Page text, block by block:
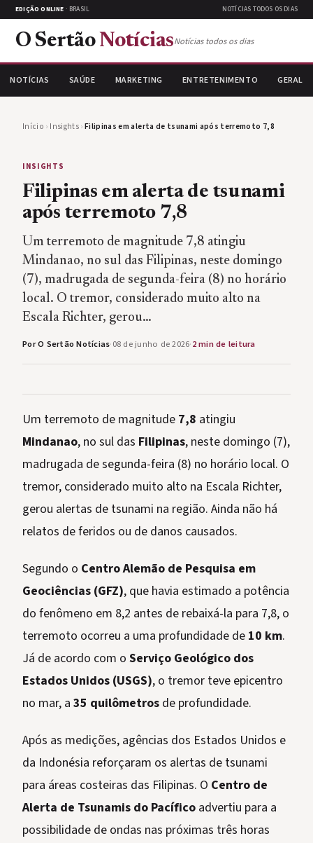
EDIÇÃO ONLINE · BRASIL NOTÍCIAS TODOS OS DIAS
O Sertão NotíciasNotícias todos os dias
NOTÍCIAS SAÚDE MARKETING ENTRETENIMENTO GERAL
Início › Insights›Filipinas em alerta de tsunami após terremoto 7,8
INSIGHTS
Filipinas em alerta de tsunami
após terremoto 7,8
Um terremoto de magnitude 7,8 atingiu
Mindanao, no sul das Filipinas, neste domingo
(7), madrugada de segunda-feira (8) no horário
local. O tremor, considerado muito alto na
Escala Richter, gerou…
Por O Sertão Notícias·08 de junho de 2026·2 min de leitura
Um terremoto de magnitude 7,8 atingiu
Mindanao, no sul das Filipinas, neste domingo (7),
madrugada de segunda-feira (8) no horário local. O
tremor, considerado muito alto na Escala Richter,
gerou alertas de tsunami na região. Ainda não há
relatos de feridos ou de danos causados.
Segundo o Centro Alemão de Pesquisa em
Geociências (GFZ), que havia estimado a potência
do fenômeno em 8,2 antes de rebaixá-la para 7,8, o
terremoto ocorreu a uma profundidade de 10 km.
Já de acordo com o Serviço Geológico dos
Estados Unidos (USGS), o tremor teve epicentro
no mar, a 35 quilômetros de profundidade.
Após as medições, agências dos Estados Unidos e
da Indonésia reforçaram os alertas de tsunami
para áreas costeiras das Filipinas. O Centro de
Alerta de Tsunamis do Pacífico advertiu para a
possibilidade de ondas nas próximas três horas